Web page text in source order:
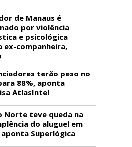
de Manaus é
por violência
e psicológica
ex-companheira,
terão peso no
88%, aponta
AtlasIntel
Norte teve queda na
do aluguel em
aponta Superlógica